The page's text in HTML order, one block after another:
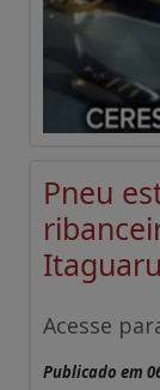
Pneu
Acesse
Publicado em